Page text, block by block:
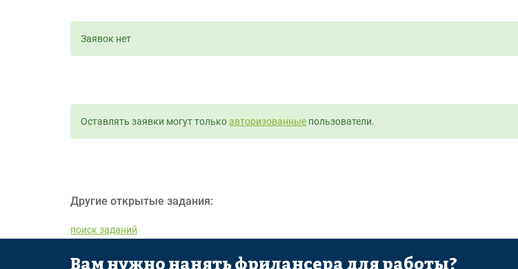
Заявок нет
Оставлять заявки могут толькоавторизованные пользователи.
Другие открытые задания:
поиск заданий
Вам нужно нанять фрилансера для работы?